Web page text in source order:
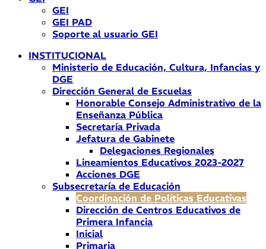
GEI
GEI PAD
Soporte al usuario GEI
INSTITUCIONAL
Ministerio de Educación, Cultura, Infancias y
DGE
Dirección General de Escuelas
Honorable Consejo Administrativo de la
Enseñanza Pública
Secretaría Privada
Jefatura de Gabinete
Delegaciones Regionales
Lineamientos Educativos 2023-2027
Acciones DGE
Subsecretaría de Educación
Coordinación de Políticas Educativas
Dirección de Centros Educativos de
Primera Infancia
Inicial
Primaria